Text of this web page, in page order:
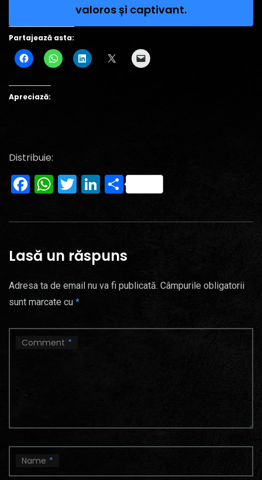
valoros și captivant.
Partajează asta:
Apreciază:
Distribuie:
Facebook
WhatsApp
Twitter
LinkedIn
Partajează
Lasă un răspuns
Adresa ta de email nu va fi publicată. Câmpurile obligatorii
sunt marcate cu *
Comment *
Name *